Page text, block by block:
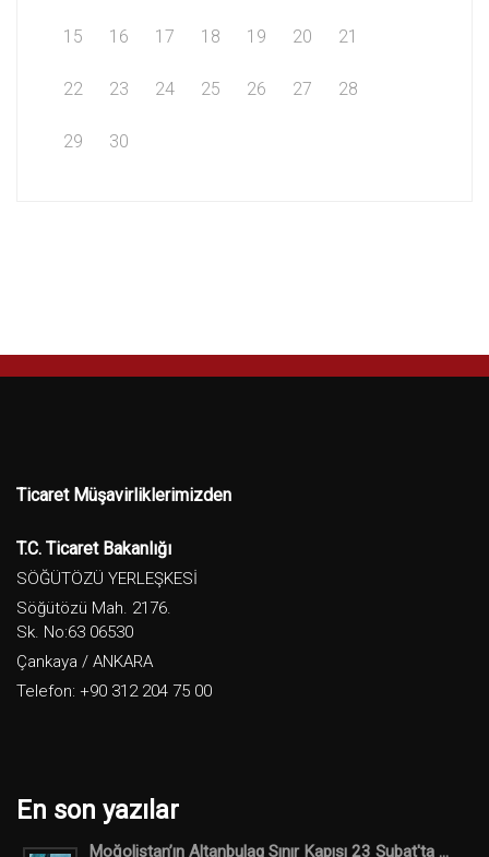
15 16 17 18 19 20 21
22 23 24 25 26 27 28
29 30
Ticaret Müşavirliklerimizden
T.C. Ticaret Bakanlığı
SÖĞÜTÖZÜ YERLEŞKESİ
Söğütözü Mah. 2176.
Sk. No:63 06530
Çankaya / ANKARA
Telefon: +90 312 204 75 00
En son yazılar
Moğolistan’ın Altanbulag Sınır Kapısı 23 Şubat'ta ...